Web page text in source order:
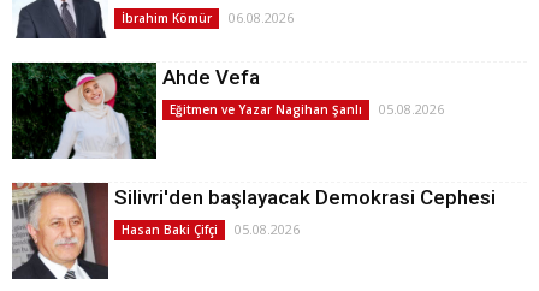
İbrahim Kömür 06.08.2026
Ahde Vefa
Eğitmen ve Yazar Nagihan Şanlı 05.08.2026
Silivri'den başlayacak Demokrasi Cephesi
Hasan Baki Çifçi 05.08.2026